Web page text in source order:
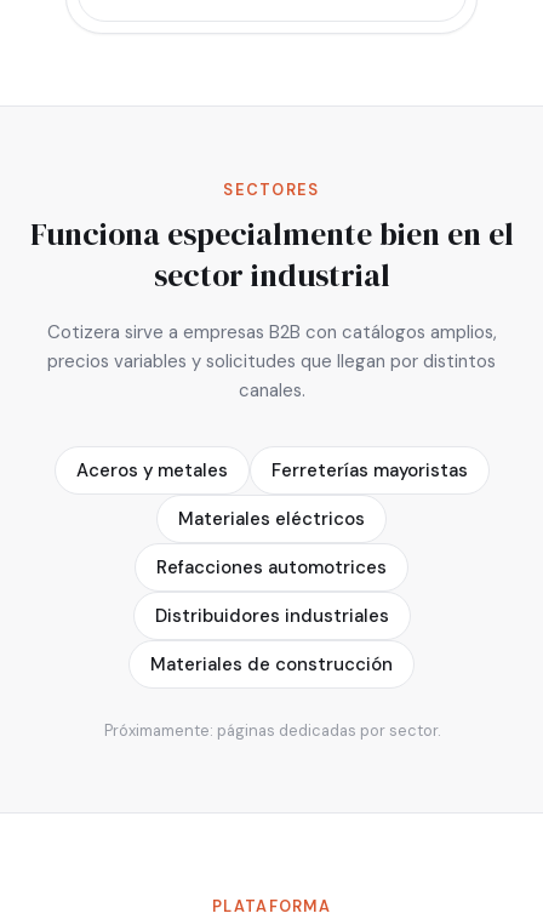
SECTORES
Funciona especialmente bien en el
sector industrial
Cotizera sirve a empresas B2B con catálogos amplios,
precios variables y solicitudes que llegan por distintos
canales.
Aceros y metales
Ferreterías mayoristas
Materiales eléctricos
Refacciones automotrices
Distribuidores industriales
Materiales de construcción
Próximamente: páginas dedicadas por sector.
PLATAFORMA